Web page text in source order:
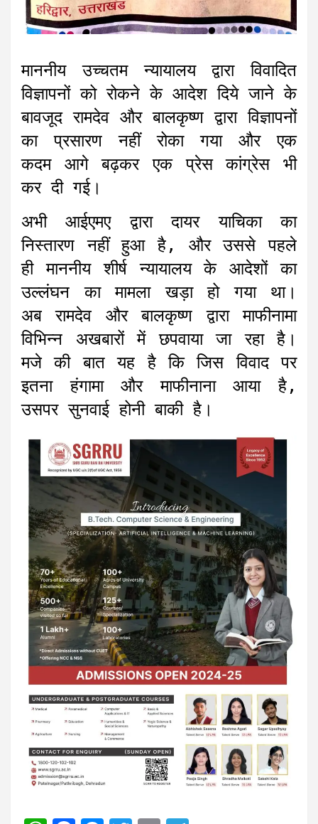
माननीय उच्चतम न्यायालय द्वारा विवादित
विज्ञापनों को रोकने के आदेश दिये जाने के
बावजूद रामदेव और बालकृष्ण द्वारा विज्ञापनों
का प्रसारण नहीं रोका गया और एक
कदम आगे बढ़कर एक प्रेस कांग्रेस भी
कर दी गई।
अभी आईएमए द्वारा दायर याचिका का
निस्तारण नहीं हुआ है, और उससे पहले
ही माननीय शीर्ष न्यायालय के आदेशों का
उल्लंघन का मामला खड़ा हो गया था।
अब रामदेव और बालकृष्ण द्वारा माफीनामा
विभिन्न अखबारों में छपवाया जा रहा है।
मजे की बात यह है कि जिस विवाद पर
इतना हंगामा और माफीनाना आया है,
उसपर सुनवाई होनी बाकी है।